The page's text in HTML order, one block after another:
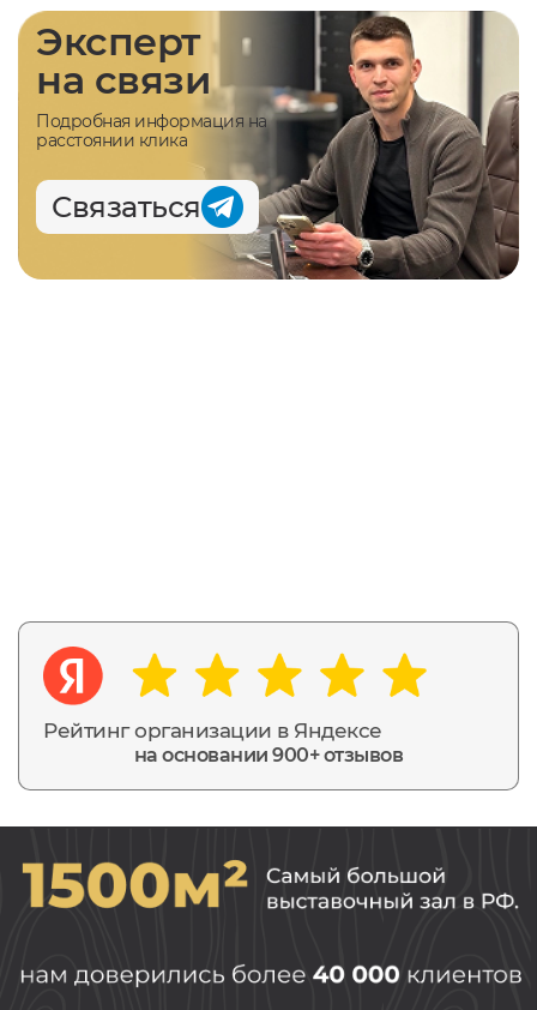
Рейтинг организации в Яндексе
на основании 900+ отзывов
Эксперт
на связи
Подробная информация на
расстоянии клика
Связаться